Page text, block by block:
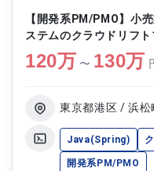
リースまでを実
で、継続的な改善
実現します。 【作業内容】 ・Kotlinを使用した
Androidアプリ開
ド開発 ・小売店
理 ・スプリント
ト・結合テスト
への参加 ・スプ
【開発系PM/PMO】小
ステムのクラウドリフ
120万 〜 130万
東京都港区 / 浜松
Java(Spring)
開発系PM/PMO